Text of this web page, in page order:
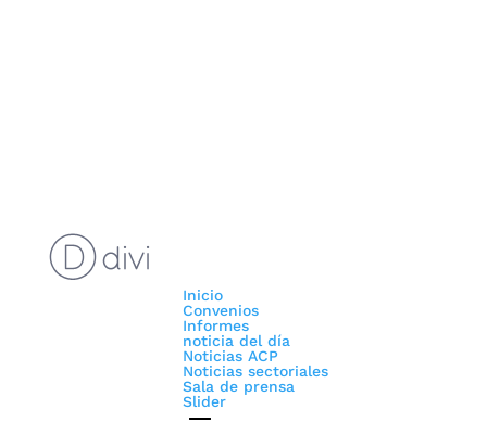
Inicio
Convenios
Informes
noticia del día
Noticias ACP
Noticias sectoriales
Sala de prensa
Slider